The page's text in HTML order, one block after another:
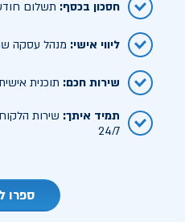
חסכון בכסף: תשלום
ליווי אישי: מנהל עסקה
שירות חכם: תוכנית
תמיד איתך: שירות
24/7
ספרו